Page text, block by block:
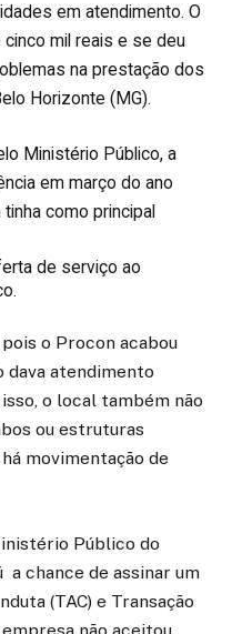
em atendimento. O
mil reais e se deu
na prestação dos
Horizonte (MG).
Ministério Público, a
em março do ano
como principal
de serviço ao
o Procon acabou
dava atendimento
o local também não
ou estruturas
movimentação de
Público do
a chance de assinar um
(TAC) e Transação
não aceitou.